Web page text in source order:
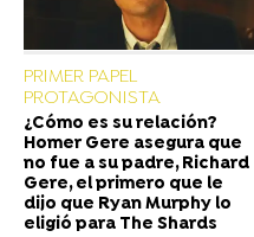
PRIMER PAPEL
PROTAGONISTA
¿Cómo es su relación?
Homer Gere asegura que
no fue a su padre, Richard
Gere, el primero que le
dijo que Ryan Murphy lo
eligió para The Shards